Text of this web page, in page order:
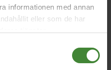
informationen med annan
eller som de har
Hållbart arbetsliv för